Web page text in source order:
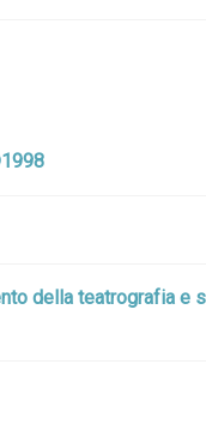
della teatrografia e